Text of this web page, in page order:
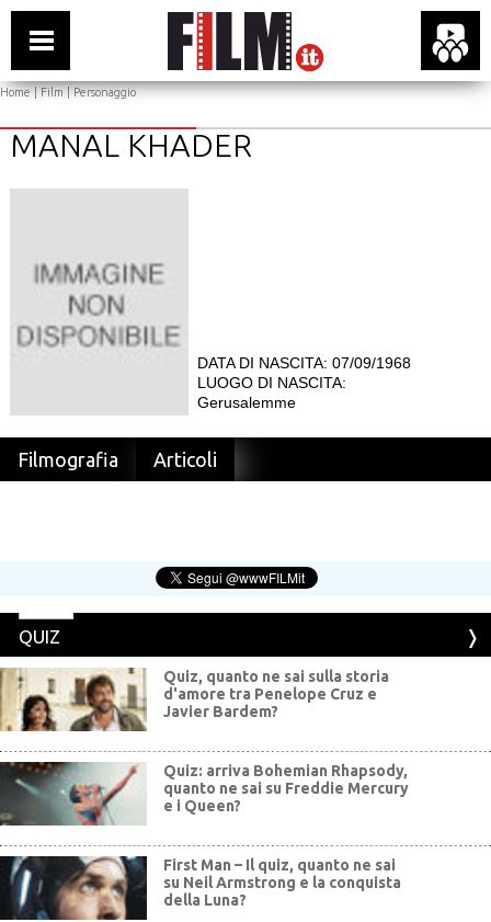
Home|Film| Personaggio
MANAL KHADER
DATA DI NASCITA: 07/09/1968
LUOGO DI NASCITA:
Gerusalemme
Filmografia Articoli
QUIZ
Quiz, quanto ne sai sulla storia
d'amore tra Penelope Cruz e
Javier Bardem?
Quiz: arriva Bohemian Rhapsody,
quanto ne sai su Freddie Mercury
e i Queen?
First Man – Il quiz, quanto ne sai
su Neil Armstrong e la conquista
della Luna?